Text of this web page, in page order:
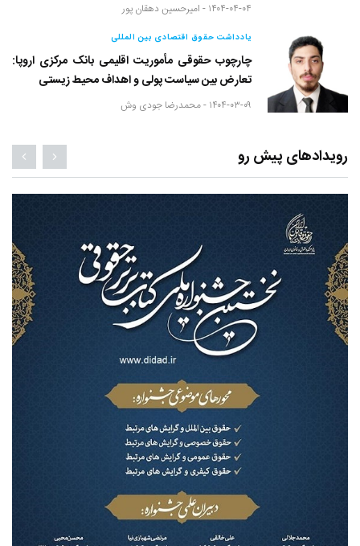
۱۴۰۴-۰۴-۰۴ - امیرحسین دهقان پور
یادداشت حقوق اقتصادی بین المللی
چارچوب حقوقی مأموریت اقلیمی بانک مرکزی اروپا:
تعارض بین سیاست پولی و اهداف محیط زیستی
۱۴۰۴-۰۳-۰۹ - محمدرضا جودی وش
رویدادهای پیش رو